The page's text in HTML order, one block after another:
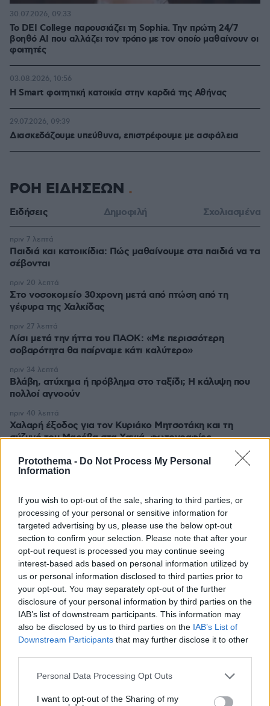
Protothema - Do Not Process My Personal
Information
If you wish to opt-out of the sale, sharing to third parties, or
processing of your personal or sensitive information for
targeted advertising by us, please use the below opt-out
section to confirm your selection. Please note that after your
opt-out request is processed you may continue seeing
interest-based ads based on personal information utilized by
us or personal information disclosed to third parties prior to
your opt-out. You may separately opt-out of the further
disclosure of your personal information by third parties on the
IAB’s list of downstream participants. This information may
also be disclosed by us to third parties on the IAB’s List of
Downstream Participants that may further disclose it to other
Please note that this website/app uses one or more Google
not limited to your visit or usage behaviour. You may click to
Personal Data Processing Opt Outs
I want to opt-out of the Sharing of my
Το DEI College παρουσιάζει τη Sophia. Την πρώτη 24/7
βοηθό AI που αλλάζει τον τρόπο με τον οποίο μαθαίνουν οι
φοιτητές
30.07.2026, 09:33
Η Smart φοιτητική κατοικία στην καρδιά της Αθήνας
03.08.2026, 10:56
Διασκεδάζουμε υπεύθυνα, επιστρέφουμε με ασφάλεια
29.07.2026, 09:39
ΡΟΗ ΕΙΔΗΣΕΩΝ
Ειδήσεις Δημοφιλή Σχολιασμένα
Παιδιά και κατοικίδια: Πώς μαθαίνουμε στα παιδιά να τα
σέβονται
πριν 7 λεπτά
Στο νοσοκομείο 30χρονη μετά από πτώση από τη
γέφυρα της Χαλκίδας
πριν 20 λεπτά
Λίσι μετά την ήττα του ΠΑΟΚ: «Με περισσότερη
σοβαρότητα θα παίρναμε κάτι καλύτερο»
πριν 27 λεπτά
Βλάβη, ατύχημα ή πρόβλημα στο ταξίδι; Η κάλυψη που
πολλοί αγνοούν
πριν 34 λεπτά
Χαλαρή έξοδος για τον Κυριάκο Μητσοτάκη και τη
σύζυγό του Μαρέβα στα Χανιά, φωτογραφίες
πριν 40 λεπτά
«Θα μπορούσε να συμβεί σύντομα»: Αισιόδοξος ξανά ο
πριν 43 λεπτά
Διακοπές στη Σίκινο
πριν μία ώρα
Ο Τραμπ θα απαγορεύσει τη χορήγηση υπηκοότητας στα
παιδιά αλλοδαπών που πηγαίνουν στις ΗΠΑ για να
γεννήσουν
πριν μία ώρα
Πώς θα βοηθήσετε τη γάτα σας να συνηθίσει το κλουβί
της
06.08.2026, 23:30
Κόπωση της Wall Street μετά τα ρεκόρ εν μέσω
06.08.2026, 23:21
ΔΕΙΤΕ ΟΛΕΣ ΤΙΣ ΕΙΔΗΣΕΙΣ